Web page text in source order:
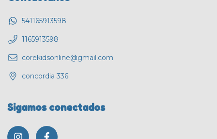
541165913598
1165913598
corekidsonline@gmail.com
concordia 336
Sigamos conectados